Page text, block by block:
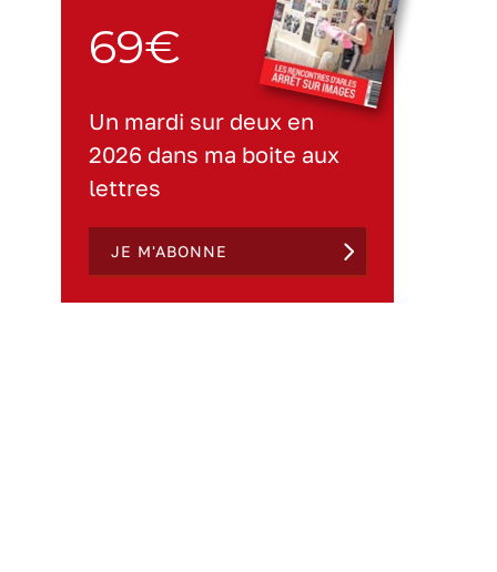
69€
Un mardi sur deux en
2026 dans ma boite aux
lettres
JE M'ABONNE